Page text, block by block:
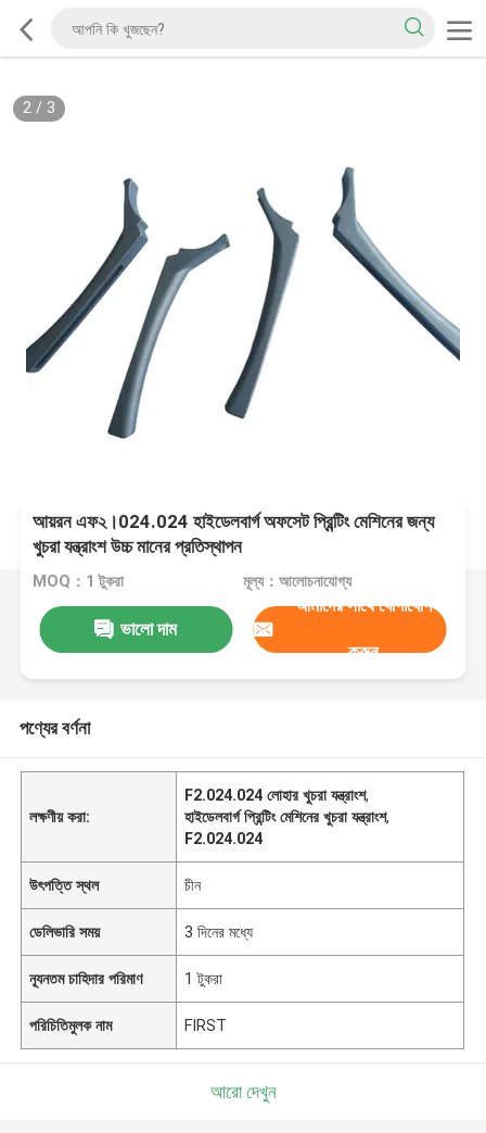
2/ 3
আয়রন এফ২।024.024 হাইডেলবার্গ অফসেট প্রিন্টিং মেশিনের জন্য
খুচরা যন্ত্রাংশ উচ্চ মানের প্রতিস্থাপন
MOQ：1 টুকরা মূল্য：আলোচনাযোগ্য
ভালো দাম
আমাদের সাথে যোগাযোগ
করুন
পণ্যের বর্ণনা
লক্ষণীয় করা:
F2.024.024 লোহার খুচরা যন্ত্রাংশ,
হাইডেলবার্গ প্রিন্টিং মেশিনের খুচরা যন্ত্রাংশ,
F2.024.024
উৎপত্তি স্থল চীন
ডেলিভারি সময় 3 দিনের মধ্যে
ন্যূনতম চাহিদার পরিমাণ 1 টুকরা
পরিচিতিমুলক নাম FIRST
আরো দেখুন